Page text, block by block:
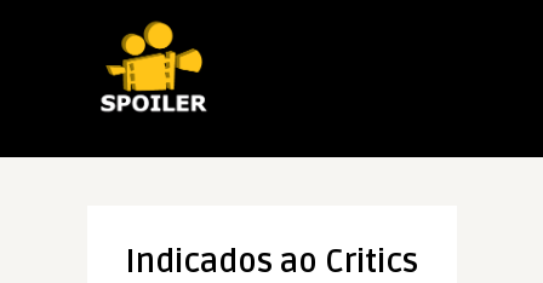
Indicados ao Critics